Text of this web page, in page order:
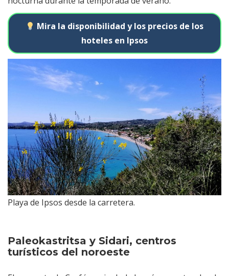
Mira la disponibilidad y los precios de los
hoteles en Ipsos
Playa de Ipsos desde la carretera.
Paleokastritsa y Sidari, centros
turísticos del noroeste